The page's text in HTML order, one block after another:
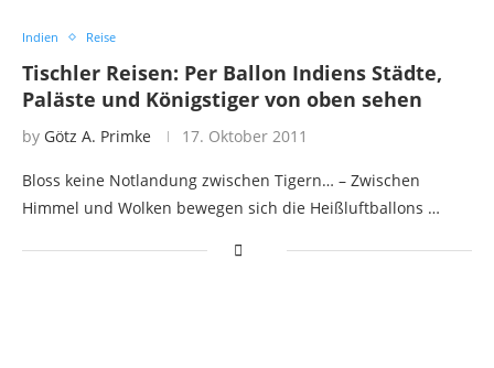
Indien Reise
Tischler Reisen: Per Ballon Indiens Städte,
Paläste und Königstiger von oben sehen
by Götz A. Primke 17. Oktober 2011
Bloss keine Notlandung zwischen Tigern… – Zwischen
Himmel und Wolken bewegen sich die Heißluftballons …